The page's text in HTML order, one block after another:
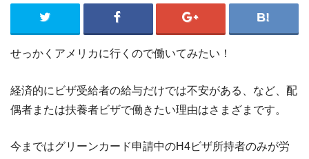
せっかくアメリカに行くので働いてみたい！
経済的にビザ受給者の給与だけでは不安がある、など、配
偶者または扶養者ビザで働きたい理由はさまざまです。
今まではグリーンカード申請中のH4ビザ所持者のみが労